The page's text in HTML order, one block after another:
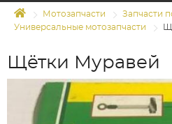
Мотозапчасти
Запчасти
Универсальные мотозапчасти
Щётки Муравей